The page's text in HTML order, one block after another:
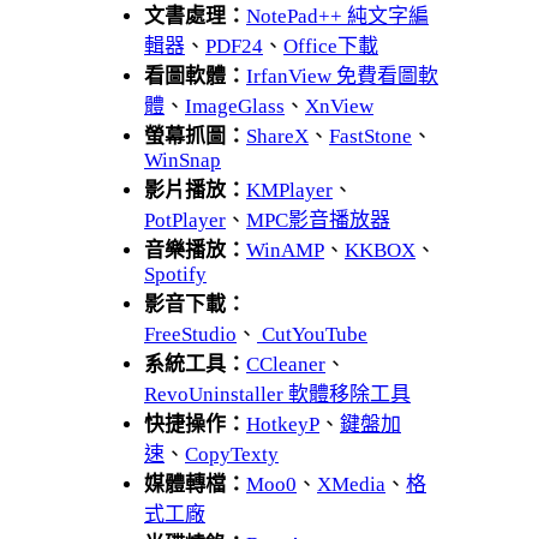
文書處理： NotePad++ 純文字編
輯器 、 PDF24 、 Office下載
看圖軟體： IrfanView 免費看圖軟
體 、 ImageGlass 、 XnView
螢幕抓圖： ShareX 、 FastStone 、
WinSnap
影片播放： KMPlayer 、
PotPlayer 、 MPC影音播放器
音樂播放： WinAMP 、 KKBOX 、
Spotify
影音下載：
FreeStudio 、 CutYouTube
系統工具： CCleaner 、
RevoUninstaller 軟體移除工具
快捷操作： HotkeyP 、 鍵盤加
速 、 CopyTexty
媒體轉檔： Moo0 、 XMedia 、 格
式工廠